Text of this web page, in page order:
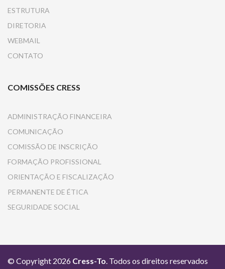
ESTRUTURA
DIRETORIA
WEBMAIL
CONTATO
COMISSÕES CRESS
ADMINISTRAÇÃO FINANCEIRA
COMUNICAÇÃO
COMISSÃO DE INSCRIÇÃO
FORMAÇÃO PROFISSIONAL
ORIENTAÇÃO E FISCALIZAÇÃO
PERMANENTE DE ÉTICA
SEGURIDADE SOCIAL
© Copyright 2026 Cress-To. Todos os direitos reservados